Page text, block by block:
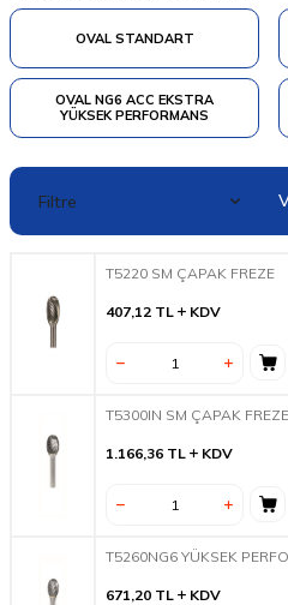
OVAL STANDART
OVAL NG6 ACC EKSTRA
YÜKSEK PERFORMANS
Filtre
T5220 SM ÇAPAK FREZE
407,12 TL KDV
T5300IN SM ÇAPAK
1.166,36 TL KDV
T5260NG6 YÜKSEK
671,20 TL KDV